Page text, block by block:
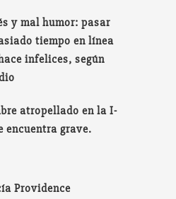
y mal humor: pasar
tiempo en línea
infelices, según
atropellado en la I-
encuentra grave.
Providence